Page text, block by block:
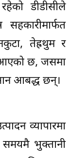
डीडीसीले
तेह्रथुम र
आएको छ, जसमा
आबद्ध छन्।
व्यापारमा
भुक्तानी